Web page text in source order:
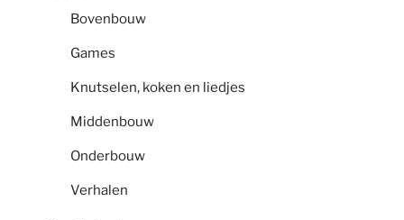
Bovenbouw
Games
Knutselen, koken en liedjes
Middenbouw
Onderbouw
Verhalen